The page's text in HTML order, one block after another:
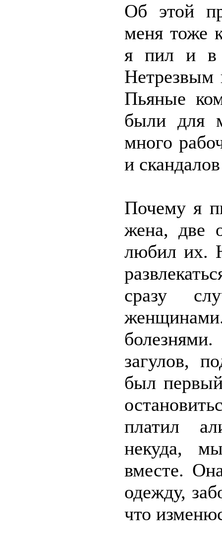
Об этой
меня тоже
я пил и в
Нетрезвым
Пьяные
были для
много
и
Почему я
жена, две
любил их.
сразу
загулов,
был
платил
некуда,
вместе.
одежду,
что